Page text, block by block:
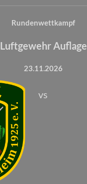
Rundenwettkampf
Luftgewehr Auflage
23.11.2026
vs